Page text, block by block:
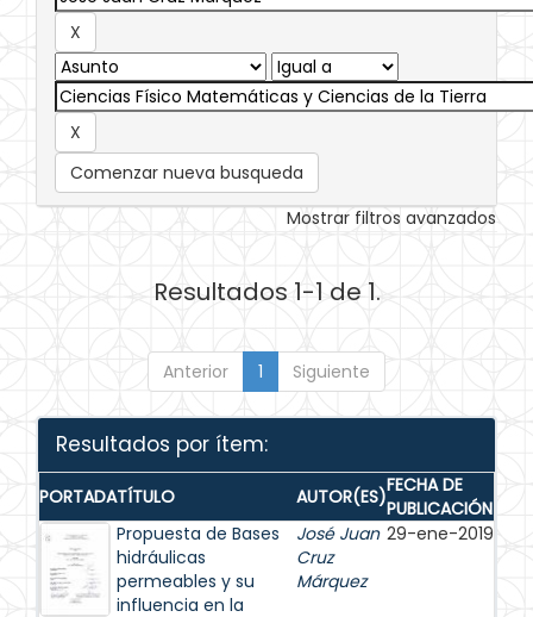
Comenzar nueva busqueda
Mostrar filtros avanzados
Resultados 1-1 de 1.
Anterior 1 Siguiente
Resultados por ítem:
PORTADATÍTULO AUTOR(ES)FECHA DE
PUBLICACIÓN
Propuesta de Bases
hidráulicas
permeables y su
influencia en la
José Juan
Cruz
Márquez
29-ene-2019